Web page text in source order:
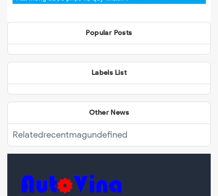
Popular Posts
Labels List
Other News
Relatedrecentmagundefined